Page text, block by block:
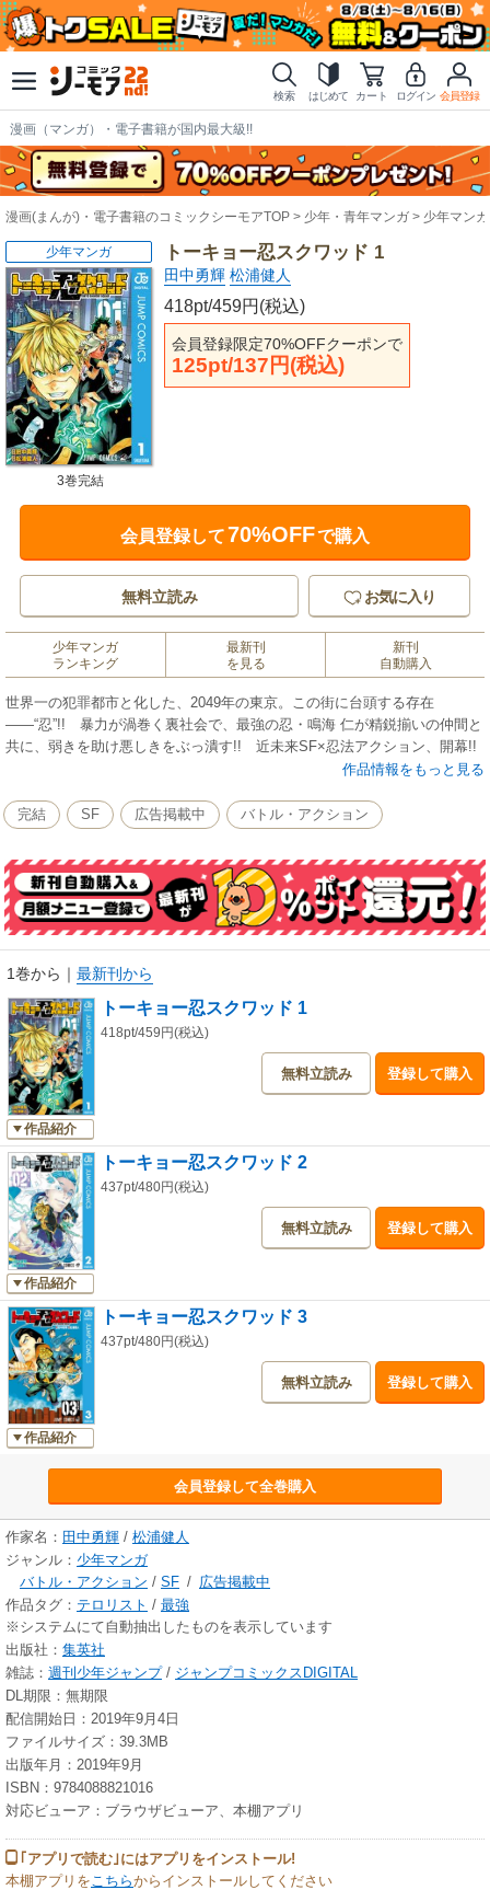
検索 はじめて カート ログイン 会員登録
漫画（マンガ）・電子書籍が国内最大級!!
漫画(まんが)・電子書籍のコミックシーモアTOP 少年・青年マンガ 少年マンガ
トーキョー忍スクワッド 1
田中勇輝 松浦健人
418pt/459円(税込)
会員登録限定70%OFFクーポンで
125pt/137円(税込)
少年マンガ
3巻完結
会員登録して70%OFFで購入
無料立読み お気に入り
少年マンガ
ランキング
最新刊
を見る
新刊
自動購入
世界一の犯罪都市と化した、2049年の東京。この街に台頭する存在
――“忍”!! 暴力が渦巻く裏社会で、最強の忍・鳴海 仁が精鋭揃いの仲間と
共に、弱きを助け悪しきをぶっ潰す!! 近未来SF×忍法アクション、開幕!!
作品情報をもっと見る
完結 SF 広告掲載中 バトル・アクション
1巻から ｜ 最新刊から
作品紹介
トーキョー忍スクワッド 1
418pt/459円(税込)
無料立読み 登録して購入
作品紹介
トーキョー忍スクワッド 2
437pt/480円(税込)
無料立読み 登録して購入
作品紹介
トーキョー忍スクワッド 3
437pt/480円(税込)
無料立読み 登録して購入
会員登録して全巻購入
作家名： 田中勇輝 / 松浦健人
ジャンル： 少年マンガ
バトル・アクション / SF / 広告掲載中
作品タグ： テロリスト / 最強
※システムにて自動抽出したものを表示しています
出版社： 集英社
雑誌： 週刊少年ジャンプ/ ジャンプコミックスDIGITAL
DL期限：無期限
配信開始日：2019年9月4日
ファイルサイズ：39.3MB
出版年月：2019年9月
ISBN：9784088821016
対応ビューア：ブラウザビューア、本棚アプリ
｢アプリで読む｣にはアプリをインストール!
本棚アプリを こちらからインストールしてください